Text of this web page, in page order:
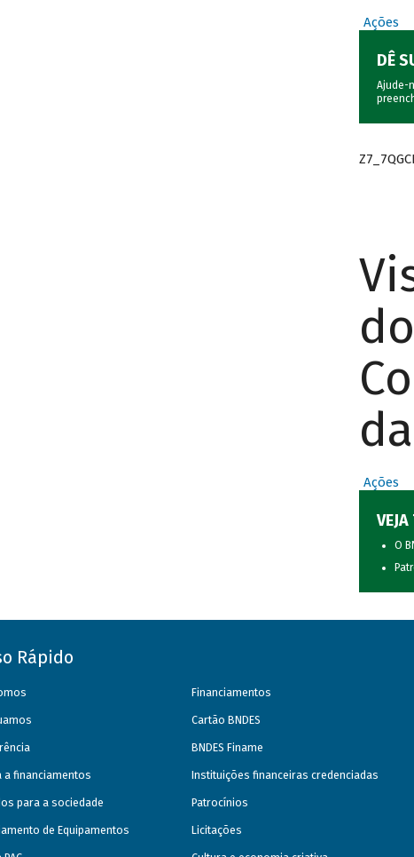
Ações
DÊ
Ajude-
do
Ações
O
Rápido
a financiamentos
para a sociedade
de Equipamentos
Financiamentos
Cartão BNDES
BNDES Finame
Instituições financeiras credenciadas
Patrocínios
Licitações